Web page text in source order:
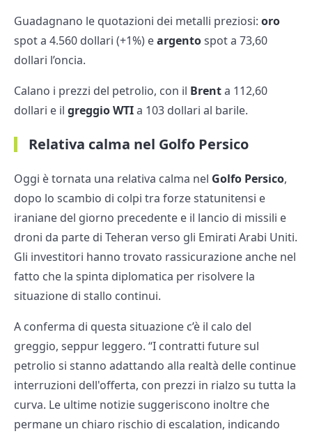
Guadagnano le quotazioni dei metalli preziosi: oro
spot a 4.560 dollari (+1%) eargentospot a 73,60
dollari l’oncia.
Calano i prezzi del petrolio, con il Brenta 112,60
dollari e il greggio WTIa 103 dollari al barile.
Relativa calma nel Golfo Persico
Oggi è tornata una relativa calma nel Golfo Persico,
dopo lo scambio di colpi tra forze statunitensi e
iraniane del giorno precedente e il lancio di missili e
droni da parte di Teheran verso gli Emirati Arabi Uniti.
Gli investitori hanno trovato rassicurazione anche nel
fatto che la spinta diplomatica per risolvere la
situazione di stallo continui.
A conferma di questa situazione c’è il calo del
greggio, seppur leggero. “I contratti future sul
petrolio si stanno adattando alla realtà delle continue
interruzioni dell'offerta, con prezzi in rialzo su tutta la
curva. Le ultime notizie suggeriscono inoltre che
permane un chiaro rischio di escalation, indicando